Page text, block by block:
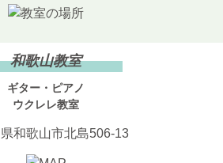
和歌山教室
ギター・ピアノ
ウクレレ教室
和歌山市北島506-13